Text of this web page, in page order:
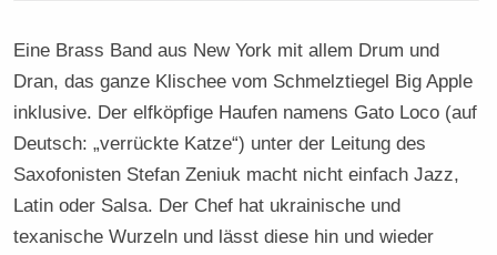
Eine Brass Band aus New York mit allem Drum und
Dran, das ganze Klischee vom Schmelztiegel Big Apple
inklusive. Der elfköpfige Haufen namens Gato Loco (auf
Deutsch: „verrückte Katze“) unter der Leitung des
Saxofonisten Stefan Zeniuk macht nicht einfach Jazz,
Latin oder Salsa. Der Chef hat ukrainische und
texanische Wurzeln und lässt diese hin und wieder